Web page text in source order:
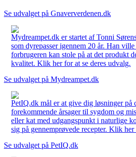
Se udvalget på Gnaververdenen.dk
Mydreampet.dk er startet af Tonni
som dyrepasser igennem 20 år. Han
forbrugeren kan stole på at det produkt
kvalitet. Klik her for at se deres udvalg.
Se udvalget på Mydreampet.dk
PetIQ.dk mål er at give dig løsninger på
forekommende årsager til sygdom og
eller kat med udgangspunkt i naturlige
sig på gennemprøvede recepter. Klik
Se udvalget på PetIQ.dk